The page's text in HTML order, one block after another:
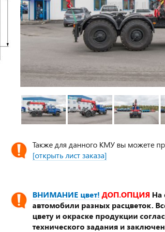
Также для данного КМУ вы можете
[открыть лист заказа]
ВНИМАНИЕ цвет! ДОП.ОПЦИЯ На
автомобили разных расцветок.
цвету и окраске продукции
технического задания и